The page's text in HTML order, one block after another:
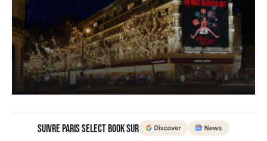
Suivre Paris Select Book sur